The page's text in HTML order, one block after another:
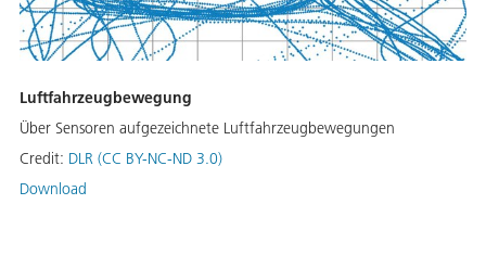
Luftfahrzeugbewegung
Über Sensoren aufgezeichnete Luftfahrzeugbewegungen
Credit: DLR (CC BY-NC-ND 3.0)
Download